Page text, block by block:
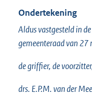
Ondertekening
Aldus vastgesteld in
gemeenteraad van
de griffier, de
drs. E.P.M. van der